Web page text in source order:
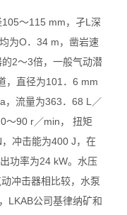
～115 mm，孑L深
为O．34 m，凿岩速
2～3倍，一般气动潜
，直径为101．6 mm
，流量为363．68 L／
～90 r／min， 扭矩
冲击能为400 J，在
功率为24 kW。水压
冲击器相比较，水泵
LKAB公司基律纳矿和